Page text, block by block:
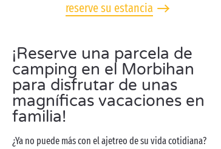
reserve su estancia
¡Reserve una parcela de
camping en el Morbihan
para disfrutar de unas
magníficas vacaciones en
familia!
¿Ya no puede más con el ajetreo de su vida cotidiana?